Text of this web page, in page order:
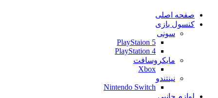
صفحه اصلی
کنسول بازی
سونی
PlayStaion 5
PlayStation 4
مایکروسافت
Xbox
نینتندو
Nintendo Switch